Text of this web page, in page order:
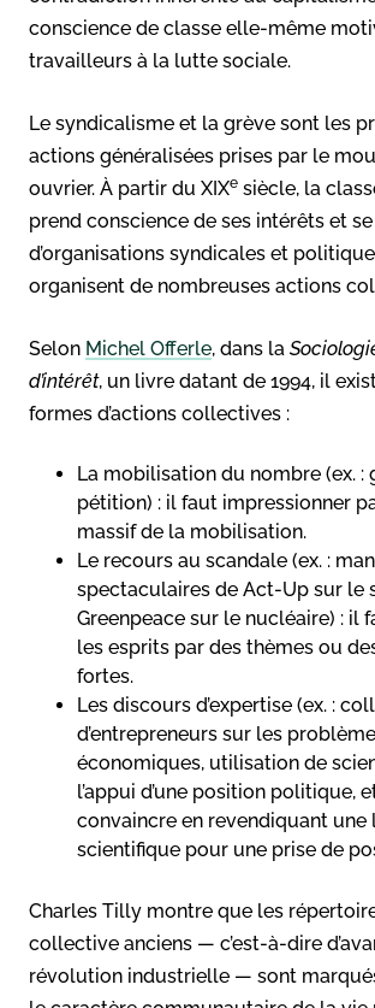
conscience de classe elle-même
travailleurs à la lutte sociale.
Le syndicalisme et la grève sont les
actions généralisées prises par le
ouvrier. À partir du XIXe siècle, la
prend conscience de ses intérêts et
d’organisations syndicales et
organisent de nombreuses actions
Selon Michel Offerle, dans la
d’intérêt, un livre datant de 1994, il
formes d’actions collectives :
La mobilisation du nombre (ex. :
pétition) : il faut impressionner
massif de la mobilisation.
Le recours au scandale (ex. :
spectaculaires de Act-Up sur le
Greenpeace sur le nucléaire) : il
les esprits par des thèmes ou
fortes.
Les discours d’expertise (ex. :
d’entrepreneurs sur les
économiques, utilisation de
l’appui d’une position politique,
convaincre en revendiquant
scientifique pour une prise de
Charles Tilly montre que les
collective anciens — c’est-à-dire
révolution industrielle — sont